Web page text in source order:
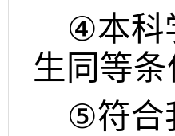
④本科
生同等
⑤符合